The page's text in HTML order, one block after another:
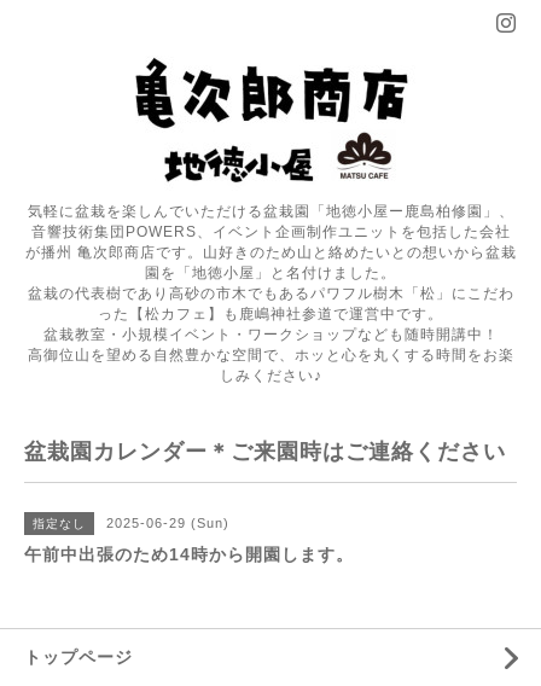
気軽に盆栽を楽しんでいただける盆栽園「地徳小屋ー鹿島柏修園」、
音響技術集団POWERS、イベント企画制作ユニットを包括した会社
が播州 亀次郎商店です。山好きのため山と絡めたいとの想いから盆栽
園を「地徳小屋」と名付けました。
盆栽の代表樹であり高砂の市木でもあるパワフル樹木「松」にこだわ
った【松カフェ】も鹿嶋神社参道で運営中です。
盆栽教室・小規模イベント・ワークショップなども随時開講中！
高御位山を望める自然豊かな空間で、ホッと心を丸くする時間をお楽
しみください♪
盆栽園カレンダー＊ご来園時はご連絡ください
指定なし 2025-06-29 (Sun)
午前中出張のため14時から開園します。
トップページ